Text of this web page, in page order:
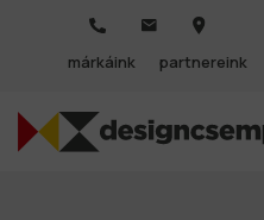
márkáink
partnereink